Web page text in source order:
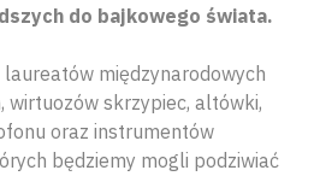
do bajkowego świata.
międzynarodowych
wirtuozów skrzypiec, altówki,
oraz instrumentów
będziemy mogli podziwiać